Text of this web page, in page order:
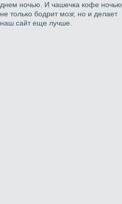
днем ночью. И чашечка кофе ночью
не только бодрит мозг, но и делает
наш сайт еще лучше.